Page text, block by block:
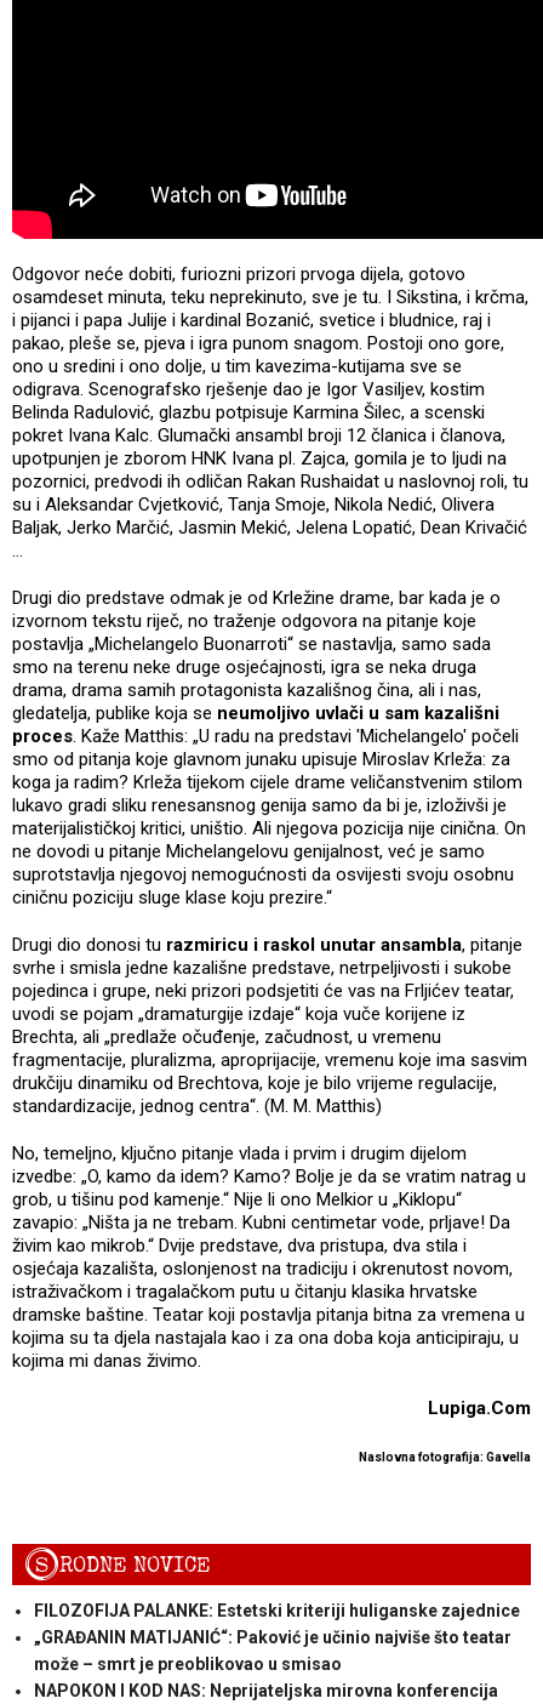
Odgovor neće dobiti, furiozni prizori prvoga dijela, gotovo
osamdeset minuta, teku neprekinuto, sve je tu. I Sikstina, i krčma,
i pijanci i papa Julije i kardinal Bozanić, svetice i bludnice, raj i
pakao, pleše se, pjeva i igra punom snagom. Postoji ono gore,
ono u sredini i ono dolje, u tim kavezima-kutijama sve se
odigrava. Scenografsko rješenje dao je Igor Vasiljev, kostim
Belinda Radulović, glazbu potpisuje Karmina Šilec, a scenski
pokret Ivana Kalc. Glumački ansambl broji 12 članica i članova,
upotpunjen je zborom HNK Ivana pl. Zajca, gomila je to ljudi na
pozornici, predvodi ih odličan Rakan Rushaidat u naslovnoj roli, tu
su i Aleksandar Cvjetković, Tanja Smoje, Nikola Nedić, Olivera
Baljak, Jerko Marčić, Jasmin Mekić, Jelena Lopatić, Dean Krivačić
…
Drugi dio predstave odmak je od Krležine drame, bar kada je o
izvornom tekstu riječ, no traženje odgovora na pitanje koje
postavlja „Michelangelo Buonarroti“ se nastavlja, samo sada
smo na terenu neke druge osjećajnosti, igra se neka druga
drama, drama samih protagonista kazališnog čina, ali i nas,
gledatelja, publike koja se neumoljivo uvlači u sam kazališni
proces. Kaže Matthis: „U radu na predstavi 'Michelangelo' počeli
smo od pitanja koje glavnom junaku upisuje Miroslav Krleža: za
koga ja radim? Krleža tijekom cijele drame veličanstvenim stilom
lukavo gradi sliku renesansnog genija samo da bi je, izloživši je
materijalističkoj kritici, uništio. Ali njegova pozicija nije cinična. On
ne dovodi u pitanje Michelangelovu genijalnost, već je samo
suprotstavlja njegovoj nemogućnosti da osvijesti svoju osobnu
ciničnu poziciju sluge klase koju prezire.“
Drugi dio donosi tu razmiricu i raskol unutar ansambla, pitanje
svrhe i smisla jedne kazališne predstave, netrpeljivosti i sukobe
pojedinca i grupe, neki prizori podsjetiti će vas na Frljićev teatar,
uvodi se pojam „dramaturgije izdaje“ koja vuče korijene iz
Brechta, ali „predlaže očuđenje, začudnost, u vremenu
fragmentacije, pluralizma, aproprijacije, vremenu koje ima sasvim
drukčiju dinamiku od Brechtova, koje je bilo vrijeme regulacije,
standardizacije, jednog centra“. (M. M. Matthis)
No, temeljno, ključno pitanje vlada i prvim i drugim dijelom
izvedbe: „O, kamo da idem? Kamo? Bolje je da se vratim natrag u
grob, u tišinu pod kamenje.“ Nije li ono Melkior u „Kiklopu“
zavapio: „Ništa ja ne trebam. Kubni centimetar vode, prljave! Da
živim kao mikrob.“ Dvije predstave, dva pristupa, dva stila i
osjećaja kazališta, oslonjenost na tradiciju i okrenutost novom,
istraživačkom i tragalačkom putu u čitanju klasika hrvatske
dramske baštine. Teatar koji postavlja pitanja bitna za vremena u
kojima su ta djela nastajala kao i za ona doba koja anticipiraju, u
kojima mi danas živimo.
Lupiga.Com
Naslovna fotografija: Gavella
SRODNE NOVICE
FILOZOFIJA PALANKE: Estetski kriteriji huliganske zajednice
„GRAĐANIN MATIJANIĆ“: Paković je učinio najviše što teatar
može – smrt je preoblikovao u smisao
NAPOKON I KOD NAS: Neprijateljska mirovna konferencija